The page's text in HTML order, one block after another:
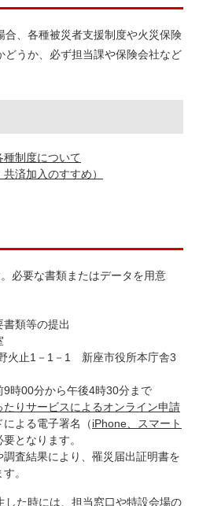
、各種被災者支援制度や火災保険
どうか、必ず担当課や保険会社など
制度について
済加入のすすめ）
必要な書類またはデータを用意
類等の提出
火止1－1－1 新座市役所本庁舎3
00分から午後4時30分まで
りサービスによるオンライン申請
よる電子署名（iPhone、スマート
要となります。
査結果により、罹災届出証明書を
。
た時には、担当窓口や特設会場の